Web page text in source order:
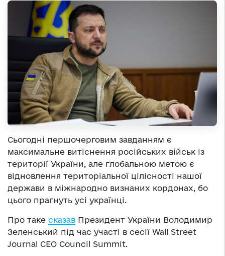
Сьогодні першочерговим завданням є
максимальне витіснення російських військ із
території України, але глобальною метою є
відновлення територіальної цілісності нашої
держави в міжнародно визнаних кордонах, бо
цього прагнуть усі українці.
Про таке сказав Президент України Володимир
Зеленський під час участі в сесії Wall Street
Journal CEO Council Summit.